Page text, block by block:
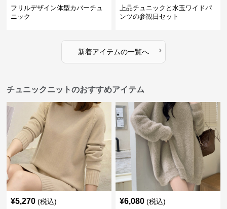
フリルデザイン体型カバーチュ
ニック
上品チュニックと水玉ワイドパ
ンツの参観日セット
新着アイテムの一覧へ ›
チュニックニットのおすすめアイテム
¥5,270 (税込) ¥6,080 (税込)